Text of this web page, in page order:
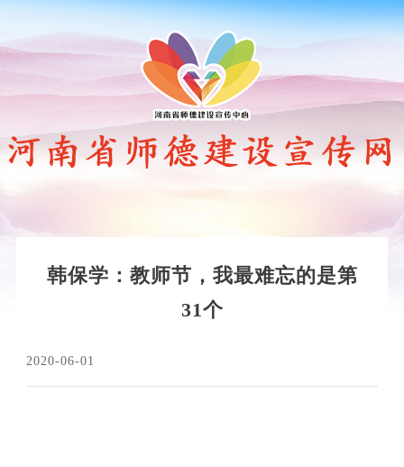
韩保学：教师节，我最难忘的是第
31个
2020-06-01